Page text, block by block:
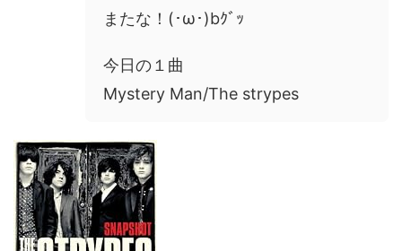
またな！(･ω･)bｸﾞｯ
今日の１曲
Mystery Man/The strypes